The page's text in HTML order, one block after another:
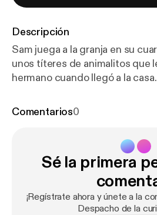
Descripción
Sam juega a la granja en su
unos títeres de animalitos que
hermano cuando llegó a la
no le gusta tener hermanos. Es
pensar en parejas de hermanos
películas o la vida real y analiza
algunos sí y algunos no, no hay
Comentarios0
Sé la primera
¡Regístrate ahora y únete a la
Despacho de la